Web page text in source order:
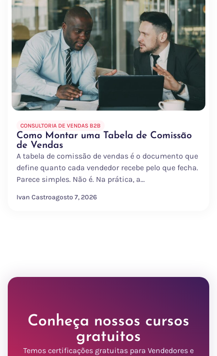
CONSULTORIA DE VENDAS B2B
Como Montar uma Tabela de Comissão
de Vendas
A tabela de comissão de vendas é o documento que
define quanto cada vendedor recebe pelo que fecha.
Parece simples. Não é. Na prática, a...
Ivan Castroagosto 7, 2026
Conheça nossos cursos
gratuitos
Temos certificações gratuitas para Vendedores e